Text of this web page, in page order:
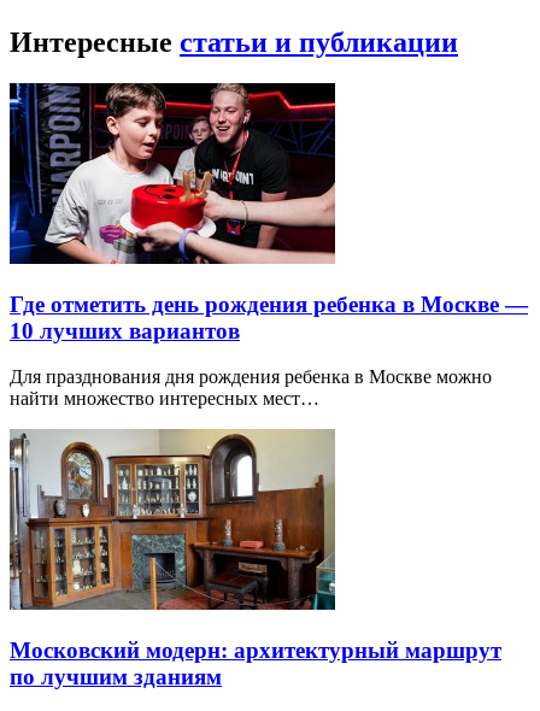
Интересные статьи и публикации
Где отметить день рождения ребенка в Москве —
10 лучших вариантов
Для празднования дня рождения ребенка в Москве можно
найти множество интересных мест…
Московский модерн: архитектурный маршрут
по лучшим зданиям